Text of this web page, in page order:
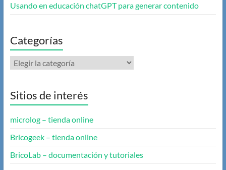
Usando en educación chatGPT para generar contenido
Categorías
Categorías
Sitios de interés
microlog – tienda online
Bricogeek – tienda online
BricoLab – documentación y tutoriales